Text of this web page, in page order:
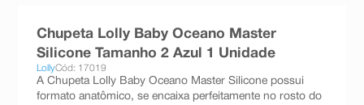
Chupeta Lolly Baby Oceano Master
Silicone Tamanho 2 Azul 1 Unidade
LollyCód: 17019
A Chupeta Lolly Baby Oceano Master Silicone possui
formato anatômico, se encaixa perfeitamente no rosto do
esmalte
10ºabsorvente